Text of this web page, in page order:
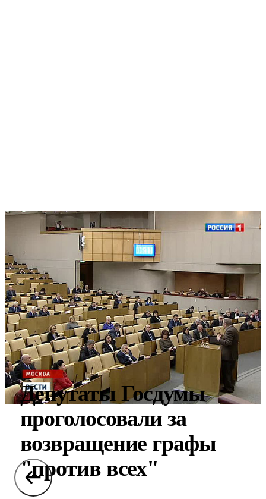
Депутаты Госдумы
проголосовали за
возвращение графы
"против всех"